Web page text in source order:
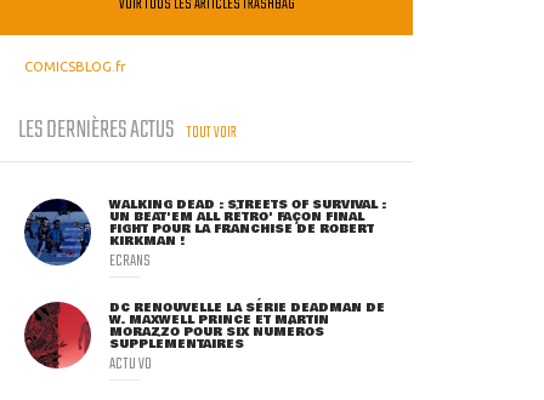
COMICSBLOG.fr
LES DERNIÈRES ACTUS TOUT VOIR
WALKING DEAD : STREETS OF SURVIVAL :
UN BEAT'EM ALL RÉTRO' FAÇON FINAL
FIGHT POUR LA FRANCHISE DE ROBERT
KIRKMAN !
ECRANS
DC RENOUVELLE LA SÉRIE DEADMAN DE
W. MAXWELL PRINCE ET MARTIN
MORAZZO POUR SIX NUMÉROS
SUPPLÉMENTAIRES
ACTU VO